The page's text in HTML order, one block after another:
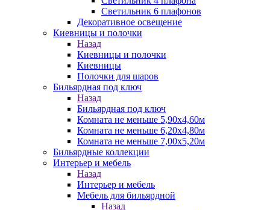
Светильник 6 плафонов
Декоративное освещение
Киевницы и полочки
Назад
Киевницы и полочки
Киевницы
Полочки для шаров
Бильярдная под ключ
Назад
Бильярдная под ключ
Комната не меньше 5,90х4,60м
Комната не меньше 6,20х4,80м
Комната не меньше 7,00х5,20м
Бильярдные коллекции
Интерьер и мебель
Назад
Интерьер и мебель
Мебель для бильярдной
Назад